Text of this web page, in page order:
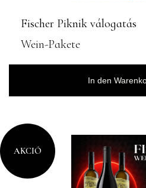
Fischer Piknik válogatás
Wein-Pakete
In den
AKCIÓ